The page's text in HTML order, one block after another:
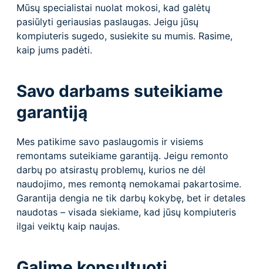
Mūsų specialistai nuolat mokosi, kad galėtų
pasiūlyti geriausias paslaugas. Jeigu jūsų
kompiuteris sugedo, susiekite su mumis. Rasime,
kaip jums padėti.
Savo darbams suteikiame
garantiją
Mes patikime savo paslaugomis ir visiems
remontams suteikiame garantiją. Jeigu remonto
darbų po atsirastų problemų, kurios ne dėl
naudojimo, mes remontą nemokamai pakartosime.
Garantija dengia ne tik darbų kokybę, bet ir detales
naudotas – visada siekiame, kad jūsų kompiuteris
ilgai veiktų kaip naujas.